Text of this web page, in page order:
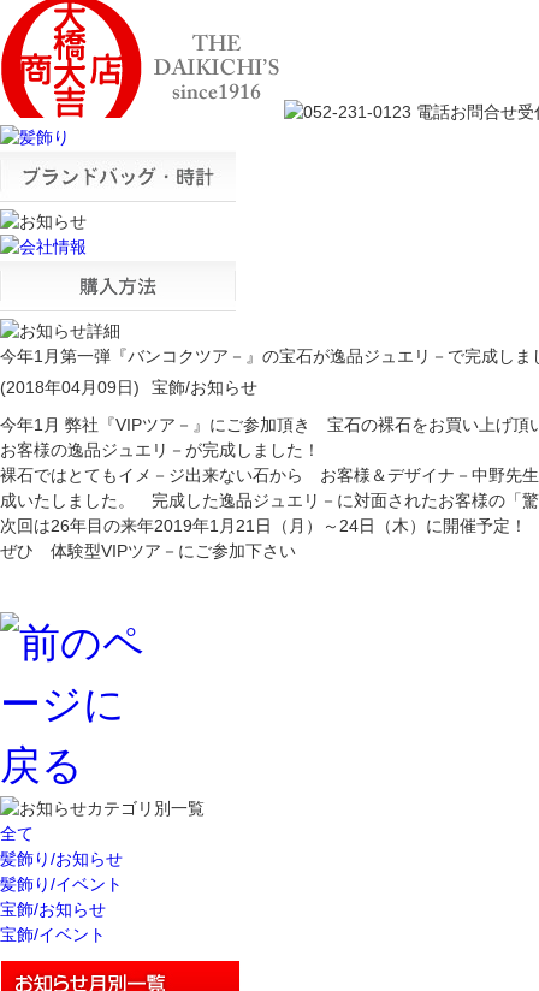
今年1月第一弾『バンコクツア－』の宝石が逸品ジュエリ－で完成しま
(2018年04月09日)
宝飾/お知らせ
今年1月 弊社『VIPツア－』にご参加頂き 宝石の裸石をお買い上げ頂
お客様の逸品ジュエリ－が完成しました！
裸石ではとてもイメ－ジ出来ない石から お客様＆デザイナ－中野先
成いたしました。 完成した逸品ジュエリ－に対面されたお客様の 「
次回は26年目の来年2019年1月21日（月）～24日（木） に開催予定！
ぜひ 体験型VIPツア－ にご参加下さい
全て
髪飾り/お知らせ
髪飾り/イベント
宝飾/お知らせ
宝飾/イベント